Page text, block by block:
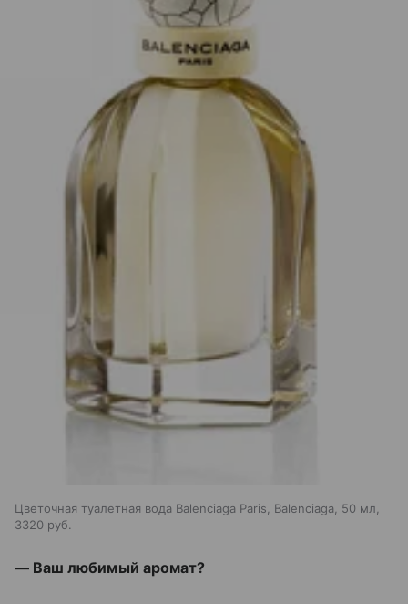
Цветочная туалетная вода Balenciaga Paris, Balenciaga, 50 мл,
3320 руб.
— Ваш любимый аромат?